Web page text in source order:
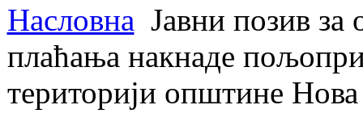
Насловна Јавни позив за
плаћања накнаде
територији општине